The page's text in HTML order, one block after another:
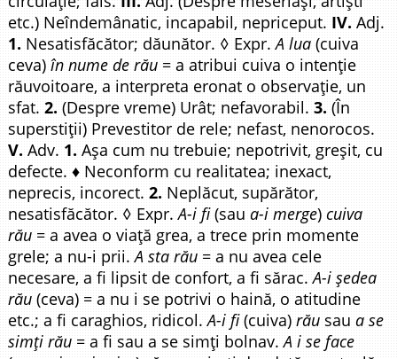
etc.) Neîndemânatic, incapabil, nepriceput. IV. Adj.
1. Nesatisfăcător; dăunător. ◊ Expr.A lua (cuiva
ceva)în nume de rău = a atribui cuiva o intenție
răuvoitoare, a interpreta eronat o observație, un
sfat.2. (Despre vreme) Urât; nefavorabil.3. (În
superstiții) Prevestitor de rele; nefast, nenorocos.
V. Adv. 1. Așa cum nu trebuie; nepotrivit, greșit, cu
defecte. ♦ Neconform cu realitatea; inexact,
neprecis, incorect.2. Neplăcut, supărător,
nesatisfăcător. ◊ Expr.A-i fi(saua-i merge)cuiva
rău = a avea o viață grea, a trece prin momente
grele; a nu-i prii.A sta rău = a nu avea cele
necesare, a fi lipsit de confort, a fi sărac.A-i ședea
rău (ceva) = a nu i se potrivi o haină, o atitudine
etc.; a fi caraghios, ridicol.A-i fi(cuiva)rău saua se
simți rău = a fi sau a se simți bolnav.A i se face